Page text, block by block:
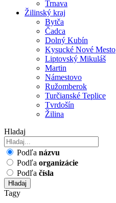
Trnava
Žilinský kraj
Bytča
Čadca
Dolný Kubín
Kysucké Nové Mesto
Liptovský Mikuláš
Martin
Námestovo
Ružomberok
Turčianské Teplice
Tvrdošín
Žilina
Hladaj
Podľa názvu
Podľa organizácie
Podľa čísla
Hladaj
Tagy